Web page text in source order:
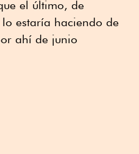
el último, de
estaría haciendo de
ahí de junio